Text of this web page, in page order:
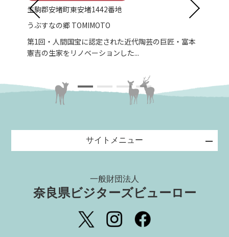
生駒郡安堵町東安堵1442番地
うぶすなの郷 TOMIMOTO
第1回・人間国宝に認定された近代陶芸の巨匠・富本
憲吉の生家をリノベーションした...
サイトメニュー
一般財団法人
奈良県ビジターズビューロー